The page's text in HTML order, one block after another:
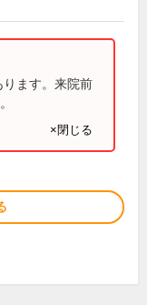
ます。来院前
×閉じる